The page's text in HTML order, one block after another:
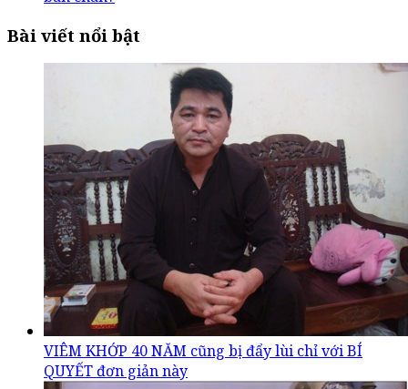
Bài viết nổi bật
VIÊM KHỚP 40 NĂM cũng bị đẩy lùi chỉ với BÍ
QUYẾT đơn giản này